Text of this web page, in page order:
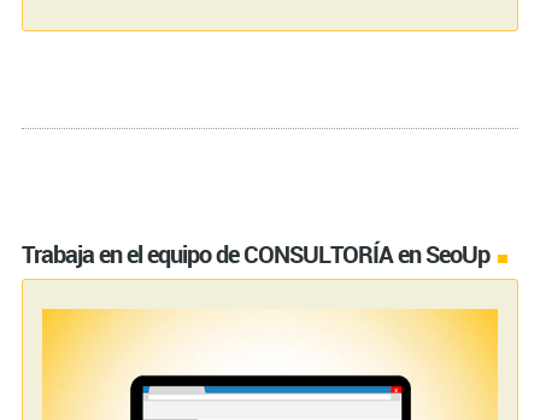
Tu teléfono (requerido)
Trabaja en el equipo de CONSULTORÍA en SeoUp